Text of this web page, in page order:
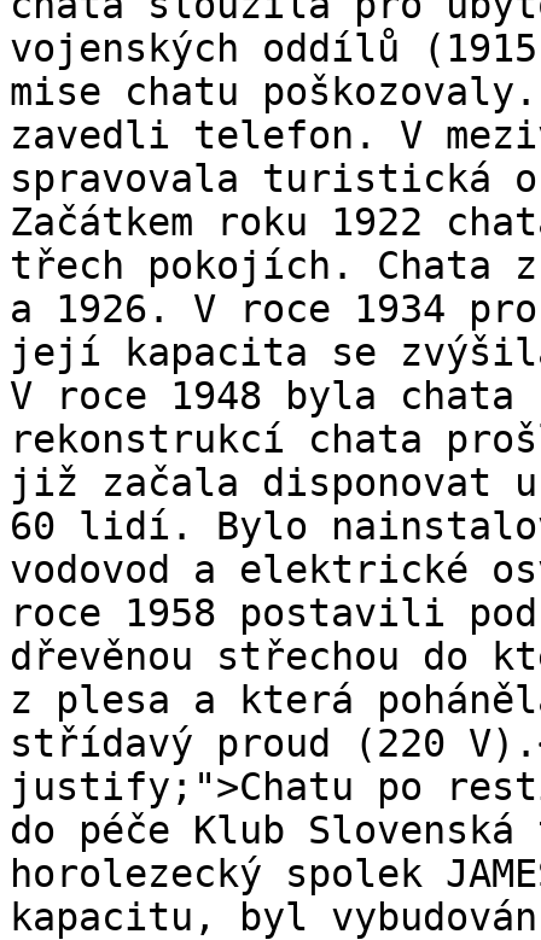
vojenských oddílů
mise chatu
zavedli telefon. V
spravovala turistická
Začátkem roku 1922
třech pokojích. Chata
a 1926. V roce 1934
její kapacita se
V roce 1948 byla chata
rekonstrukcí chata
již začala disponovat
60 lidí. Bylo
vodovod a elektrické
roce 1958 postavili pod
dřevěnou střechou do
z plesa a která
střídavý proud (220
justify;">Chatu po
do péče Klub
horolezecký spolek
kapacitu, byl